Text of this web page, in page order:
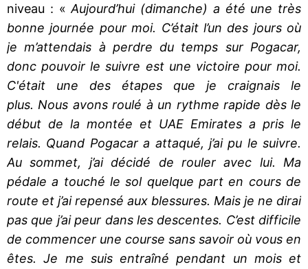
niveau : «Aujourd’hui (dimanche) a été une très
bonne journée pour moi. C’était l’un des jours où
je m’attendais à perdre du temps sur Pogacar,
donc pouvoir le suivre est une victoire pour moi.
C'était une des étapes que je craignais le
plus. Nous avons roulé à un rythme rapide dès le
début de la montée et UAE Emirates a pris le
relais. Quand Pogacar a attaqué, j’ai pu le suivre.
Au sommet, j’ai décidé de rouler avec lui. Ma
pédale a touché le sol quelque part en cours de
route et j’ai repensé aux blessures. Mais je ne dirai
pas que j’ai peur dans les descentes. C’est difficile
de commencer une course sans savoir où vous en
êtes. Je me suis entraîné pendant un mois et